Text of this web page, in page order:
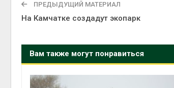
ПРЕДЫДУЩИЙ МАТЕРИАЛ
На Камчатке создадут экопарк
Вам также могут понравиться